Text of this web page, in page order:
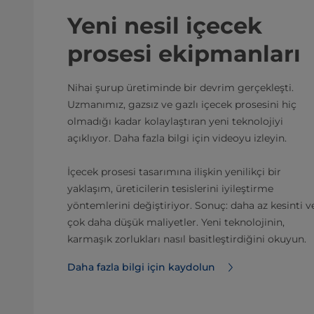
Yeni nesil içecek
prosesi ekipmanları
Nihai şurup üretiminde bir devrim gerçekleşti.
Uzmanımız, gazsız ve gazlı içecek prosesini hiç
olmadığı kadar kolaylaştıran yeni teknolojiyi
açıklıyor. Daha fazla bilgi için videoyu izleyin.
İçecek prosesi tasarımına ilişkin yenilikçi bir
yaklaşım, üreticilerin tesislerini iyileştirme
yöntemlerini değiştiriyor. Sonuç: daha az kesinti
çok daha düşük maliyetler. Yeni teknolojinin,
karmaşık zorlukları nasıl basitleştirdiğini okuyun.
Daha fazla bilgi için kaydolun